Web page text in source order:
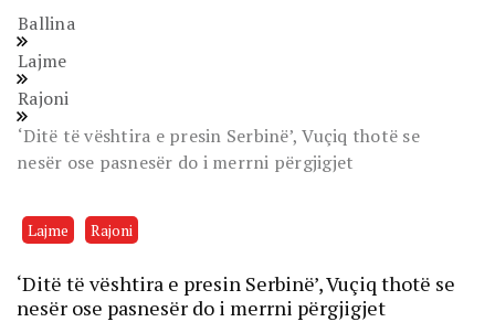
Ballina
Lajme
Rajoni
‘Ditë të vështira e presin Serbinë’, Vuçiq thotë se
nesër ose pasnesër do i merrni përgjigjet
Lajme Rajoni
‘Ditë të vështira e presin Serbinë’, Vuçiq thotë se
nesër ose pasnesër do i merrni përgjigjet